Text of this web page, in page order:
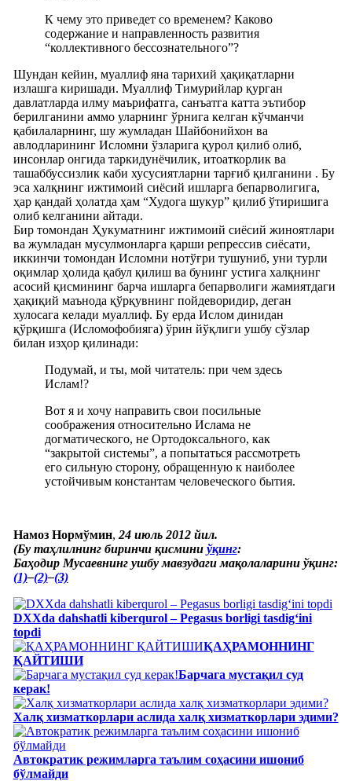
К чему это приведет со временем? Каково
содержание и направленность развития
“коллективного бессознательного”?
Шундан кейин, муаллиф яна тарихий ҳақиқатларни
излашга киришади. Муаллиф Тимурийлар қурган
давлатларда илму маърифатга, санъатга катта эътибор
берилганини аммо уларнинг ўрнига келган кўчманчи
қабилаларнинг, шу жумладан Шайбонийхон ва
авлодларининг Исломни ўзларига қурол қилиб олиб,
инсонлар онгида таркидунёчилик, итоаткорлик ва
ташаббуссизлик каби хусусиятларни тарғиб қилганини . Бу
эса халқнинг ижтимоий сиёсий ишларга бепарволигига,
ҳар қандай ҳолатда ҳам “Худога шукур” қилиб ўтиришига
олиб келганини айтади.
Бир томондан Ҳукуматнинг ижтимоий сиёсий жиноятлари
ва жумладан мусулмонларга қарши репрессив сиёсати,
иккинчи томондан Исломни нотўғри тушуниб, уни турли
оқимлар ҳолида қабул қилиш ва бунинг устига халқнинг
асосий қисмининг барча ишларга бепарволиги жамиятдаги
ҳақиқий маънода қўрқувнинг пойдеворидир, деган
хулосага келади муаллиф. Бу ерда Ислом динидан
қўрқишга (Исломофобияга) ўрин йўқлиги ушбу сўзлар
билан изҳор қилинади:
Подумай, и ты, мой читатель: при чем здесь
Ислам!?
Вот я и хочу направить свои посильные
соображения относительно Ислама не
догматического, не Ортодоксального, как
“закрытой системы”, а попытаться рассмотреть
его сильную сторону, обращенную к наиболее
устойчивым константам человеческого бытия.
Намоз Нормўмин, 24 июль 2012 йил.
(Бу таҳлилнинг биринчи қисмини ўқинг:
Баҳодир Мусаевнинг ушбу мавзудаги мақолаларини ўқинг:
(1)–(2)–(3)
DXXda dahshatli kiberqurol – Pegasus borligi tasdig‘ini
topdi
ҚАҲРАМОННИНГ
ҚАЙТИШИ
Барчага мустақил суд
керак!
Халқ хизматкорлари аслида халқ хизматкорлари эдими?
Автократик режимларга таълим соҳасини ишониб
бўлмайди